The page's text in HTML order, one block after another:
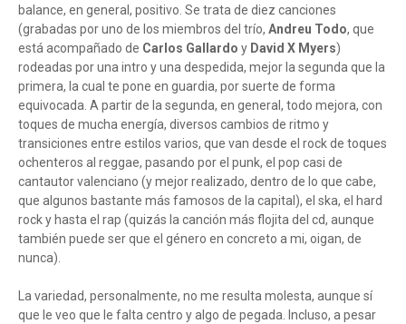
balance, en general, positivo. Se trata de diez canciones
(grabadas por uno de los miembros del trío, Andreu Todo, que
está acompañado de Carlos Gallardo y David X Myers)
rodeadas por una intro y una despedida, mejor la segunda que la
primera, la cual te pone en guardia, por suerte de forma
equivocada. A partir de la segunda, en general, todo mejora, con
toques de mucha energía, diversos cambios de ritmo y
transiciones entre estilos varios, que van desde el rock de toques
ochenteros al reggae, pasando por el punk, el pop casi de
cantautor valenciano (y mejor realizado, dentro de lo que cabe,
que algunos bastante más famosos de la capital), el ska, el hard
rock y hasta el rap (quizás la canción más flojita del cd, aunque
también puede ser que el género en concreto a mi, oigan, de
nunca).
La variedad, personalmente, no me resulta molesta, aunque sí
que le veo que le falta centro y algo de pegada. Incluso, a pesar